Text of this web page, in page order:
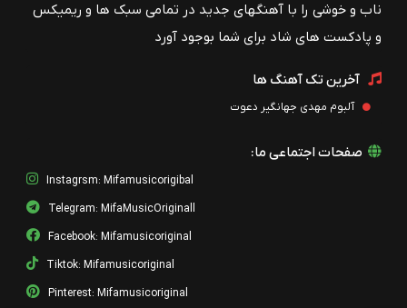
ناب و خوشی را با آهنگهای جدید در تمامی سبک ها و ریمیکس
و پادکست های شاد برای شما بوجود آورد
آخرین تک آهنگ ها
آلبوم مهدی جهانگیر دعوت
صفحات اجتماعی ما:
Instagrsm: Mifamusicorigibal
Telegram: MifaMusicOriginall
Facebook: Mifamusicoriginal
Tiktok: Mifamusicoriginal
Pinterest: Mifamusicoriginal